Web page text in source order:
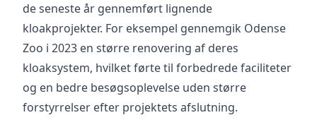
de seneste år gennemført lignende
kloakprojekter. For eksempel gennemgik Odense
Zoo i 2023 en større renovering af deres
kloaksystem, hvilket førte til forbedrede faciliteter
og en bedre besøgsoplevelse uden større
forstyrrelser efter projektets afslutning.